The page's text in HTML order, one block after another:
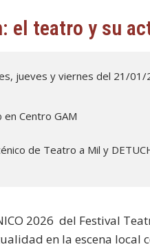
el teatro y su
jueves y viernes del 21/
en Centro GAM
de Teatro a Mil y
2026 del Festival
en la escena